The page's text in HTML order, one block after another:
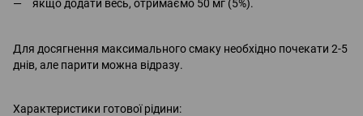
якщо додати весь, отримаємо 50 мг (5%).
Для досягнення максимального смаку необхідно почекати 2-5
днів, але парити можна відразу.
Характеристики готової рідини: